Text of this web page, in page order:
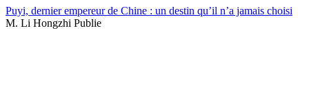
Puyi, dernier empereur de Chine : un destin qu’il n’a jamais choisi
M. Li Hongzhi Publie